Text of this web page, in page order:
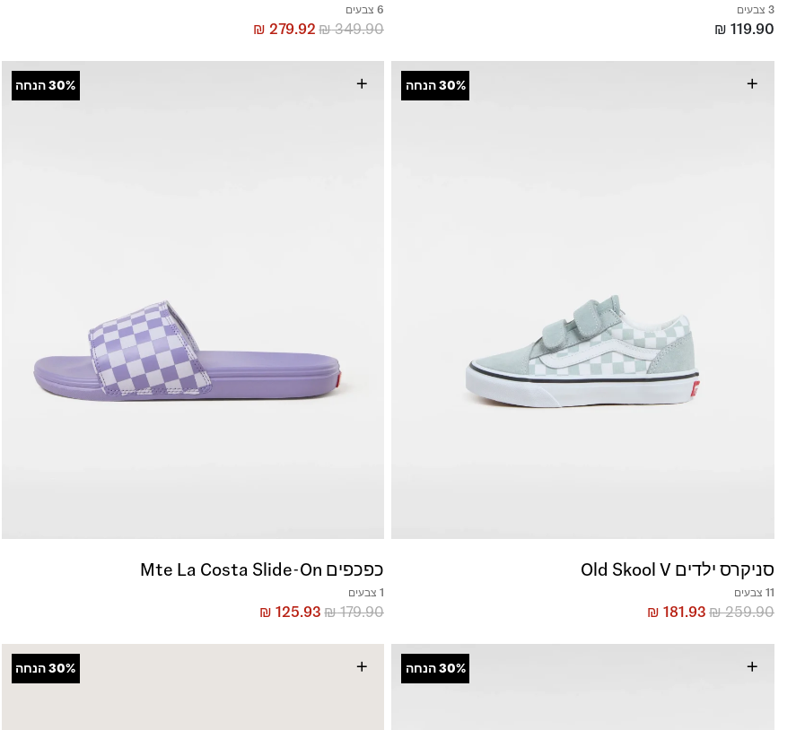
3 צבעים
₪ 119.90
6 צבעים
₪349.90
₪ 279.92
+
30%הנחה
סניקרס ילדים Old Skool V
11 צבעים
₪259.90
₪ 181.93
+
30%הנחה
כפכפים Mte La Costa Slide-On
1 צבעים
₪179.90
₪ 125.93
+
30%הנחה +
30%הנחה